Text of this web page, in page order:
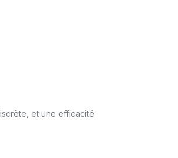
et une efficacité